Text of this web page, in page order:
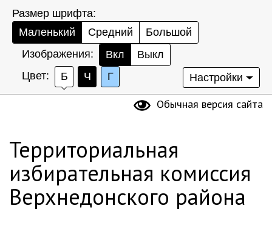
Размер шрифта:
Маленький
Средний
Большой
Изображения:
Вкл
Выкл
Цвет:
Б Ч Г Настройки
Обычная версия сайта
Территориальная
избирательная комиссия
Верхнедонского района